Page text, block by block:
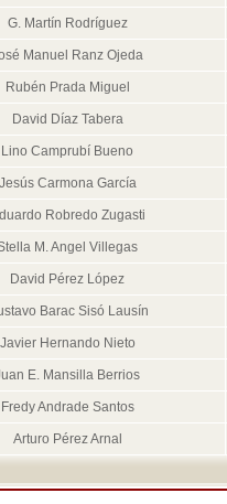
G. Martín Rodríguez
Manuel Ranz Ojeda
Rubén Prada Miguel
David Díaz Tabera
Lino Camprubí Bueno
Jesús Carmona García
Robredo Zugasti
M. Angel Villegas
David Pérez López
Barac Sisó Lausín
Javier Hernando Nieto
E. Mansilla Berrios
Fredy Andrade Santos
Arturo Pérez Arnal